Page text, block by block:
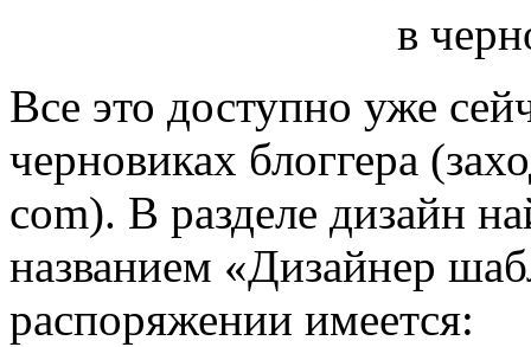
Все это доступно уже
черновиках блоггера
com). В разделе дизайн
названием «Дизайнер
распоряжении имеется: